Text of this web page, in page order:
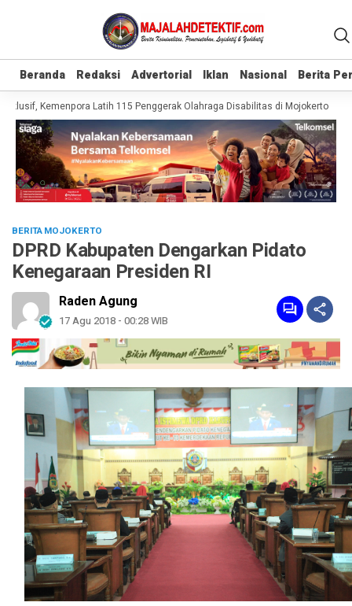
Beranda Redaksi Advertorial Iklan Nasional Berita
Beranda Redaksi Advertorial Iklan Nasional Berita
Kemenpora Latih 115 Penggerak Olahraga Disabilitas di Mojokerto
BERITA MOJOKERTO
DPRD Kabupaten Dengarkan Pidato
Kenegaraan Presiden RI
Raden Agung
17 Agu 2018 - 00:28 WIB